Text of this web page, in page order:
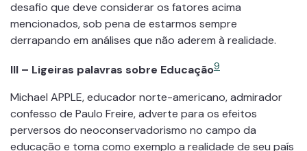
desafio que deve considerar os fatores acima
mencionados, sob pena de estarmos sempre
derrapando em análises que não aderem à realidade.
III – Ligeiras palavras sobre Educação9
Michael APPLE, educador norte-americano, admirador
confesso de Paulo Freire, adverte para os efeitos
perversos do neoconservadorismo no campo da
educação e toma como exemplo a realidade de seu país